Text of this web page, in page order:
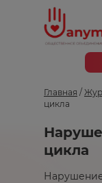
Главная /
цикла
цикла